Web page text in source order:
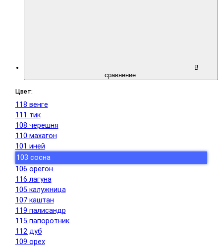
В
сравнение
Цвет:
118 венге
111 тик
108 черешня
110 махагон
101 иней
103 сосна
106 орегон
116 лагуна
105 калужница
107 каштан
119 палисандр
115 папоротник
112 дуб
109 орех